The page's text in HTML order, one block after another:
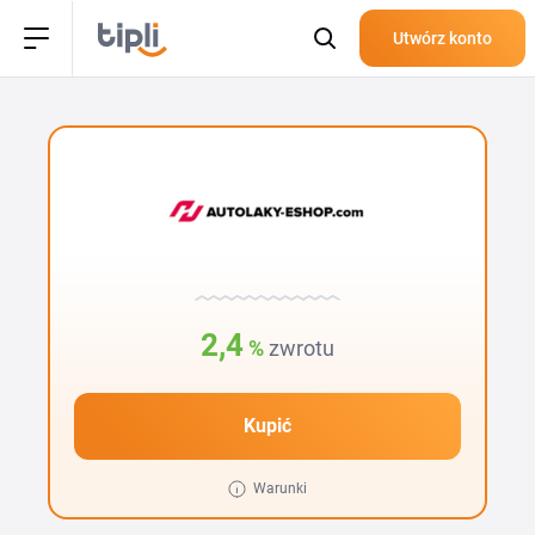
Utwórz konto
2,4% zwrotu
Kupić
Warunki